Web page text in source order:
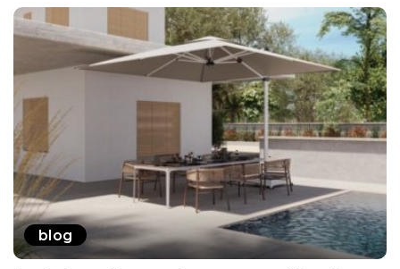
blog